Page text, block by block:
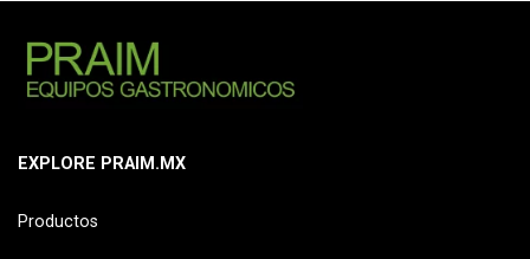
EXPLORE PRAIM.MX
Productos